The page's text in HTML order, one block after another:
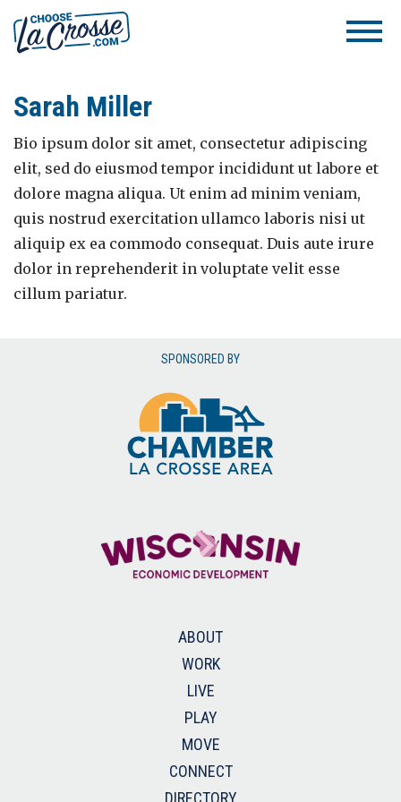
Sarah Miller
Bio ipsum dolor sit amet, consectetur adipiscing
elit, sed do eiusmod tempor incididunt ut labore et
dolore magna aliqua. Ut enim ad minim veniam,
quis nostrud exercitation ullamco laboris nisi ut
aliquip ex ea commodo consequat. Duis aute irure
dolor in reprehenderit in voluptate velit esse
cillum pariatur.
SPONSORED BY
ABOUT
WORK
LIVE
PLAY
MOVE
CONNECT
DIRECTORY